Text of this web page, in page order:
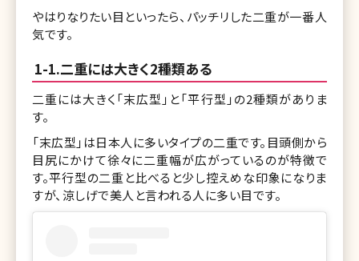
やはりなりたい目といったら、パッチリした二重が一番人
気です。
1-1.二重には大きく2種類ある
二重には大きく「末広型」と「平行型」の2種類がありま
す。
「末広型」は日本人に多いタイプの二重です。目頭側から
目尻にかけて徐々に二重幅が広がっているのが特徴で
す。平行型の二重と比べると少し控えめな印象になりま
すが、涼しげで美人と言われる人に多い目です。